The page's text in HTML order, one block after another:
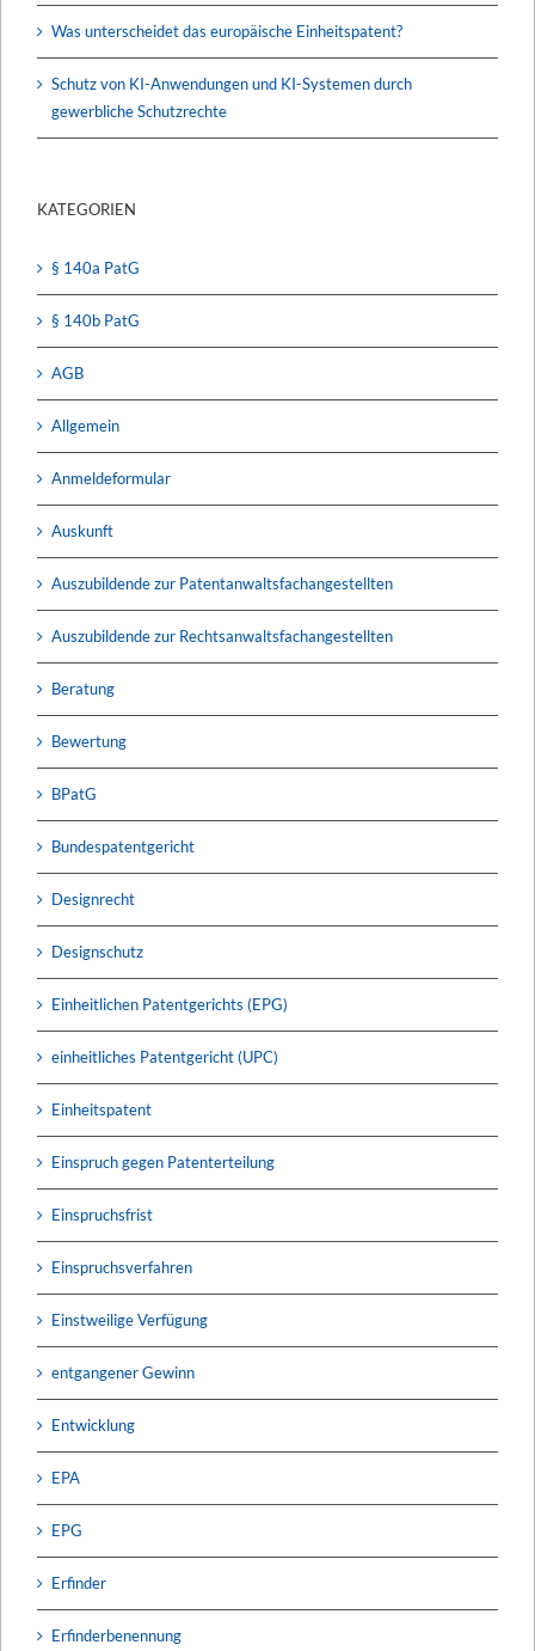
Was unterscheidet das europäische Einheitspatent?
Schutz von KI-Anwendungen und KI-Systemen durch
gewerbliche Schutzrechte
KATEGORIEN
§ 140a PatG
§ 140b PatG
AGB
Allgemein
Anmeldeformular
Auskunft
Auszubildende zur Patentanwaltsfachangestellten
Auszubildende zur Rechtsanwaltsfachangestellten
Beratung
Bewertung
BPatG
Bundespatentgericht
Designrecht
Designschutz
Einheitlichen Patentgerichts (EPG)
einheitliches Patentgericht (UPC)
Einheitspatent
Einspruch gegen Patenterteilung
Einspruchsfrist
Einspruchsverfahren
Einstweilige Verfügung
entgangener Gewinn
Entwicklung
EPA
EPG
Erfinder
Erfinderbenennung